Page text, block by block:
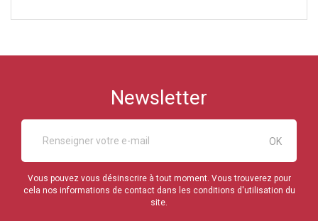
Newsletter
Vous pouvez vous désinscrire à tout moment. Vous trouverez pour
cela nos informations de contact dans les conditions d'utilisation du
site.